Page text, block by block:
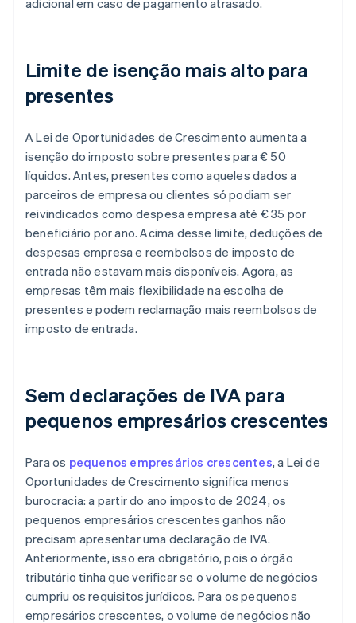
adicional em caso de pagamento atrasado.
Limite de isenção mais alto para
presentes
A Lei de Oportunidades de Crescimento aumenta a
isenção do imposto sobre presentes para € 50
líquidos. Antes, presentes como aqueles dados a
parceiros de empresa ou clientes só podiam ser
reivindicados como despesa empresa até € 35 por
beneficiário por ano. Acima desse limite, deduções de
despesas empresa e reembolsos de imposto de
entrada não estavam mais disponíveis. Agora, as
empresas têm mais flexibilidade na escolha de
presentes e podem reclamação mais reembolsos de
imposto de entrada.
Sem declarações de IVA para
pequenos empresários crescentes
Para os pequenos empresários crescentes, a Lei de
Oportunidades de Crescimento significa menos
burocracia: a partir do ano imposto de 2024, os
pequenos empresários crescentes ganhos não
precisam apresentar uma declaração de IVA.
Anteriormente, isso era obrigatório, pois o órgão
tributário tinha que verificar se o volume de negócios
cumpriu os requisitos jurídicos. Para os pequenos
empresários crescentes, o volume de negócios não